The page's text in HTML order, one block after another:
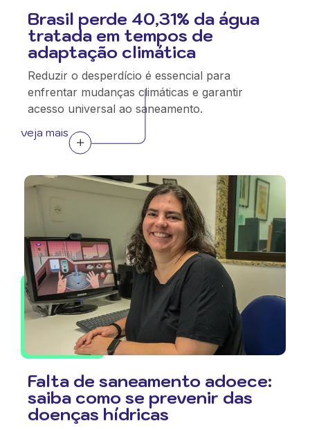
Brasil perde 40,31% da água
tratada em tempos de
adaptação climática
Reduzir o desperdício é essencial para
enfrentar mudanças climáticas e garantir
acesso universal ao saneamento.
veja mais
Falta de saneamento adoece:
saiba como se prevenir das
doenças hídricas